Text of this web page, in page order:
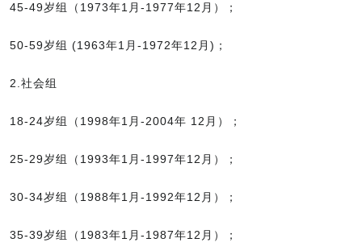
45-49岁组（1973年1月-1977年12月）；
50-59岁组 (1963年1月-1972年12月)；
2.社会组
18-24岁组（1998年1月-2004年 12月）；
25-29岁组（1993年1月-1997年12月）；
30-34岁组（1988年1月-1992年12月）；
35-39岁组（1983年1月-1987年12月）；